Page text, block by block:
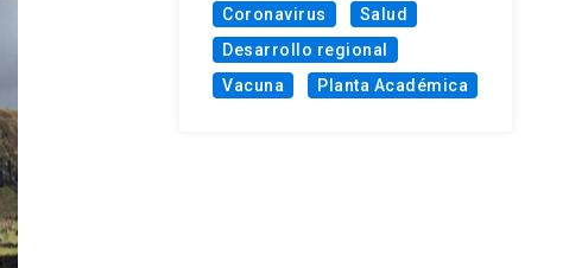
Coronavirus
Salud
Desarrollo regional
Vacuna
Planta Académica